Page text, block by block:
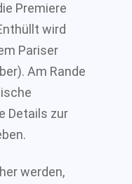
Premiere
wird
Pariser
Am Rande
Details zur
werden,